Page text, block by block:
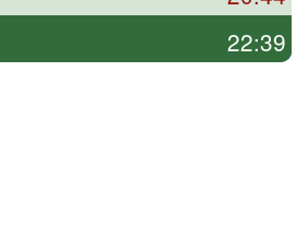
22:39